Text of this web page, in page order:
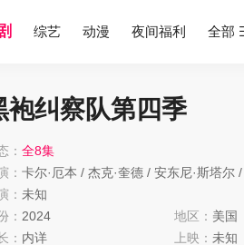
综艺 动漫 夜间福利 全部
袍纠察队第四季
： 全8集
： 卡尔·厄本 / 杰克·奎德 / 安东尼·斯塔尔 /
： 未知
： 2024 地区： 美国
： 内详 上映： 未知